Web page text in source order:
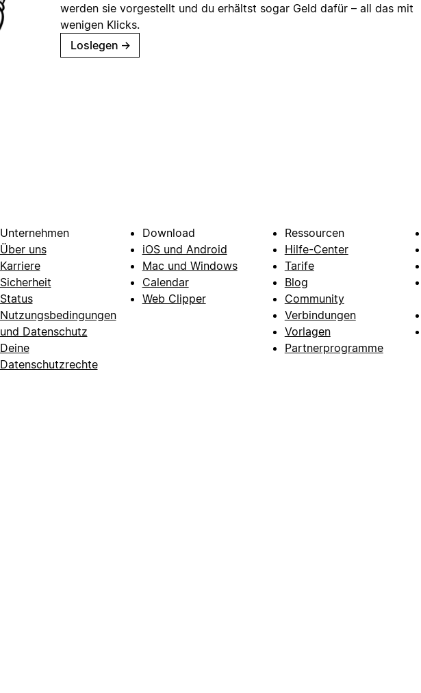
werden sie vorgestellt und du erhältst sogar Geld dafür – all das mit
wenigen Klicks.
Loslegen →
Unternehmen
Über uns
Karriere
Sicherheit
Status
Nutzungsbedingungen
und Datenschutz
Deine
Datenschutzrechte
Download
iOS und Android
Mac und Windows
Calendar
Web Clipper
Ressourcen
Hilfe-Center
Tarife
Blog
Community
Verbindungen
Vorlagen
Partnerprogramme